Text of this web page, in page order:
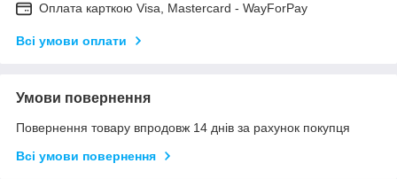
Оплата карткою Visa, Mastercard - WayForPay
Всі умови оплати
Умови повернення
Повернення товару впродовж 14 днів за рахунок покупця
Всі умови повернення